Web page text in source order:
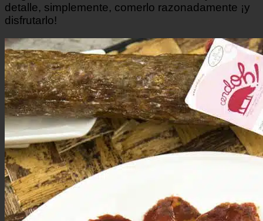
detalle, simplemente, comerlo razonadamente ¡y
disfrutarlo!